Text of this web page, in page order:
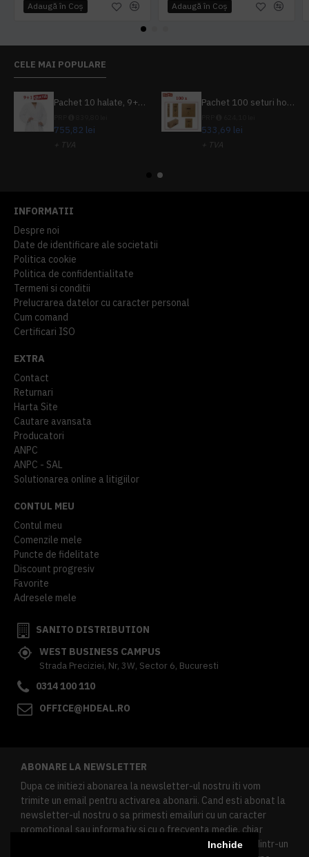
Inchide
Adaugă în Coş Adaugă în Coş
CELE MAI POPULARE
Pachet 10 halate, 9+1 gratuit
755,82 lei
+ TVA
Pachet 100 seturi hoteliere, set dentar, set barbierit, casca de dus, pila unghii, set cusut
533,69 lei
+ TVA
INFORMATII
Despre noi
Date de identificare ale societatii
Politica cookie
Politica de confidentialitate
Termeni si conditii
Prelucrarea datelor cu caracter personal
Cum comand
Certificari ISO
EXTRA
Contact
Returnari
Harta Site
Cautare avansata
Producatori
ANPC
ANPC - SAL
Solutionarea online a litigiilor
CONTUL MEU
Contul meu
Comenzile mele
Puncte de fidelitate
Discount progresiv
Favorite
Adresele mele
SANITO DISTRIBUTION
WEST BUSINESS CAMPUS
Strada Preciziei, Nr, 3W, Sector 6, Bucuresti
0314 100 110
OFFICE@HDEAL.RO
ABONARE LA NEWSLETTER
Dupa ce initiezi abonarea la newsletter-ul nostru iti vom
trimite un email pentru activarea abonarii. Cand esti abonat la
newsletter-ul nostru o sa primesti emailuri cu un caracter
promotional sau informativ si cu o frecventa medie, chiar
redusa. Daca doresti sa te dezabonezi poti urma linkul dintr-un